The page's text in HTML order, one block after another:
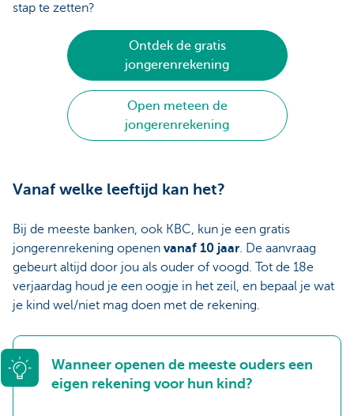
stap te zetten?
Ontdek de gratis
jongerenrekening
Open meteen de
jongerenrekening
Vanaf welke leeftijd kan het?
Bij de meeste banken, ook KBC, kun je een gratis
jongerenrekening openen vanaf 10 jaar. De aanvraag
gebeurt altijd door jou als ouder of voogd. Tot de 18e
verjaardag houd je een oogje in het zeil, en bepaal je wat
je kind wel/niet mag doen met de rekening.
Wanneer openen de meeste ouders een
eigen rekening voor hun kind?